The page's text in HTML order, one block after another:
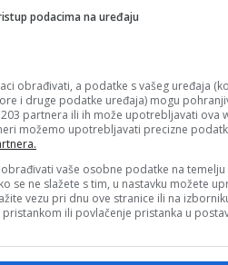
autoceste kod Zenice, velike
u Njemačkoj: Građani sve
podacima na uređaju
obrađivati, a podatke s vašeg uređaja
i druge podatke uređaja) mogu
partnera ili ih može upotrebljavati ova
možemo upotrebljavati precizne
vaše osobne podatke na temelju
se ne slažete s tim, u nastavku možete
vezu pri dnu ove stranice ili na
ili povlačenje pristanka u